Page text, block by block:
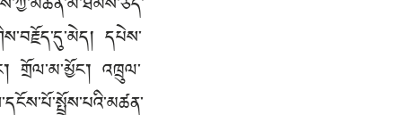
དཔེས་
གྲོལ་མ་མྱོང་། འཁྲུལ་